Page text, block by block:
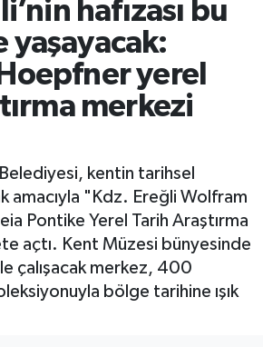
hafızası bu
yaşayacak:
yerel
merkezi
kentin tarihsel
amacıyla "Kdz. Ereğli Wolfram
Pontike Yerel Tarih Araştırma
açtı. Kent Müzesi bünyesinde
çalışacak merkez, 400
bölge tarihine ışık